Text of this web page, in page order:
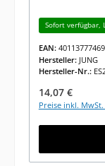
Sofort verfügbar,
EAN:
Hersteller: JUNG
Hersteller-Nr.:
Regulärer
14,07 €
Preise inkl.